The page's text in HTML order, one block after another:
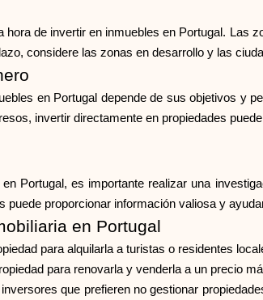
hora de invertir en inmuebles en Portugal.
considere las zonas en desarrollo y las
en Portugal depende de sus objetivos y
invertir directamente en propiedades
Portugal, es importante realizar una
puede proporcionar información valiosa y
en Portugal
para alquilarla a turistas o residentes
para renovarla y venderla a un precio
que prefieren no gestionar